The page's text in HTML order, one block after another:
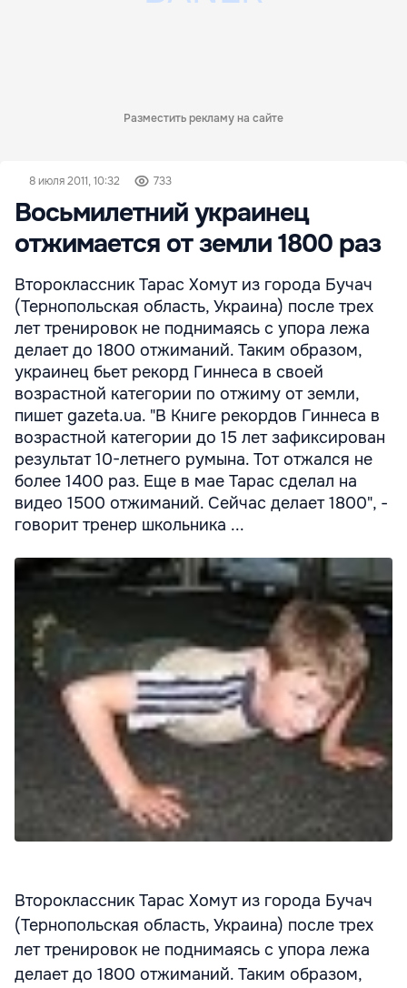
Разместить рекламу на сайте
8 июля 2011, 10:32 733
Восьмилетний украинец
отжимается от земли 1800 раз
Второклассник Тарас Хомут из города Бучач
(Тернопольская область, Украина) после трех
лет тренировок не поднимаясь с упора лежа
делает до 1800 отжиманий. Таким образом,
украинец бьет рекорд Гиннеса в своей
возрастной категории по отжиму от земли,
пишет gazeta.ua. "В Книге рекордов Гиннеса в
возрастной категории до 15 лет зафиксирован
результат 10-летнего румына. Тот отжался не
более 1400 раз. Еще в мае Тарас сделал на
видео 1500 отжиманий. Сейчас делает 1800", -
говорит тренер школьника ...
Второклассник Тарас Хомут из города Бучач
(Тернопольская область, Украина) после трех
лет тренировок не поднимаясь с упора лежа
делает до 1800 отжиманий. Таким образом,